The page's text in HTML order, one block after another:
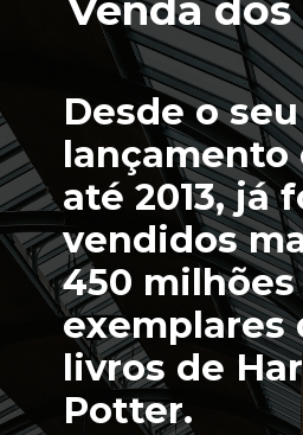
Desde o seu
lançamento
até 2013, já
vendidos
450
exemplares
livros de
Potter.